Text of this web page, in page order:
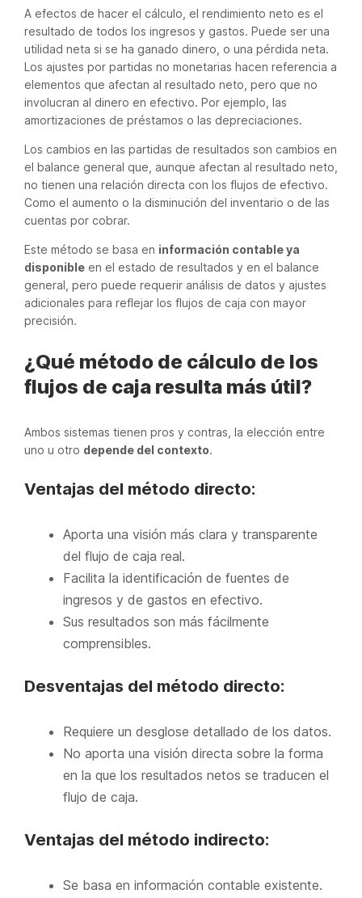
A efectos de hacer el cálculo, el rendimiento neto es el
resultado de todos los ingresos y gastos. Puede ser una
utilidad neta si se ha ganado dinero, o una pérdida neta.
Los ajustes por partidas no monetarias hacen referencia a
elementos que afectan al resultado neto, pero que no
involucran al dinero en efectivo. Por ejemplo, las
amortizaciones de préstamos o las depreciaciones.
Los cambios en las partidas de resultados son cambios en
el balance general que, aunque afectan al resultado neto,
no tienen una relación directa con los flujos de efectivo.
Como el aumento o la disminución del inventario o de las
cuentas por cobrar.
Este método se basa en información contable ya
disponible en el estado de resultados y en el balance
general, pero puede requerir análisis de datos y ajustes
adicionales para reflejar los flujos de caja con mayor
precisión.
¿Qué método de cálculo de los
flujos de caja resulta más útil?
Ambos sistemas tienen pros y contras, la elección entre
uno u otro depende del contexto.
Ventajas del método directo:
Aporta una visión más clara y transparente
del flujo de caja real.
Facilita la identificación de fuentes de
ingresos y de gastos en efectivo.
Sus resultados son más fácilmente
comprensibles.
Desventajas del método directo:
Requiere un desglose detallado de los datos.
No aporta una visión directa sobre la forma
en la que los resultados netos se traducen el
flujo de caja.
Ventajas del método indirecto:
Se basa en información contable existente.